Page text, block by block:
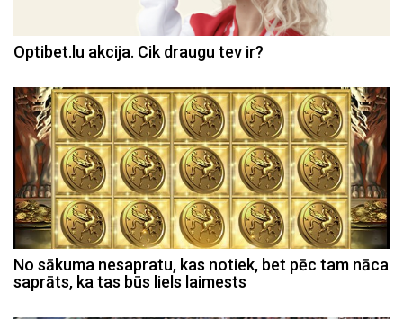
Optibet.lu akcija. Cik draugu tev ir?
No sākuma nesapratu, kas notiek, bet pēc tam nāca
saprāts, ka tas būs liels laimests